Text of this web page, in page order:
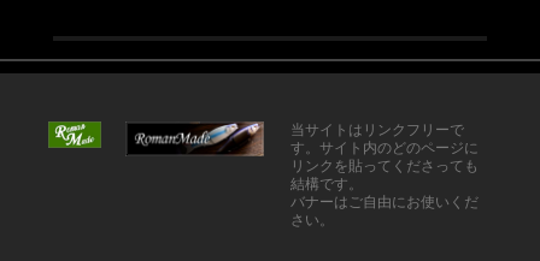
当サイトはリンクフリーで
す。サイト内のどのページに
リンクを貼ってくださっても
結構です。
バナーはご自由にお使いくだ
さい。